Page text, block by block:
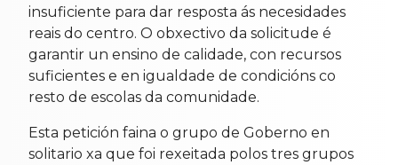
insuficiente para dar resposta ás necesidades
reais do centro. O obxectivo da solicitude é
garantir un ensino de calidade, con recursos
suficientes e en igualdade de condicións co
resto de escolas da comunidade.
Esta petición faina o grupo de Goberno en
solitario xa que foi rexeitada polos tres grupos